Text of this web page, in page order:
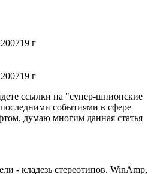
19 г
19 г
ссылки на "супер-шпионские
событиями в сфере
думаю многим данная статья
- кладезь стереотипов. WinAmp,